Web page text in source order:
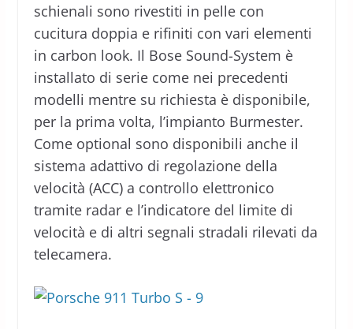
schienali sono rivestiti in pelle con
cucitura doppia e rifiniti con vari elementi
in carbon look. Il Bose Sound-System è
installato di serie come nei precedenti
modelli mentre su richiesta è disponibile,
per la prima volta, l’impianto Burmester.
Come optional sono disponibili anche il
sistema adattivo di regolazione della
velocità (ACC) a controllo elettronico
tramite radar e l’indicatore del limite di
velocità e di altri segnali stradali rilevati da
telecamera.